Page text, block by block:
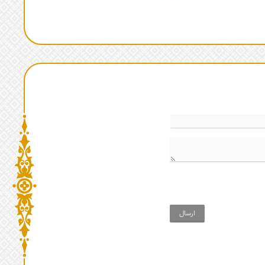
ارسال